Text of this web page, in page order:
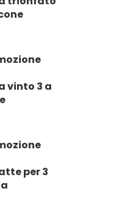
vinto 3 a
per 3